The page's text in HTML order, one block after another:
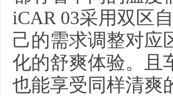
iCAR 03采用双区
己的需求调整对应
化的舒爽体验。且
也能享受同样清爽